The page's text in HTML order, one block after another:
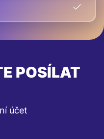
POSÍLAT
účet